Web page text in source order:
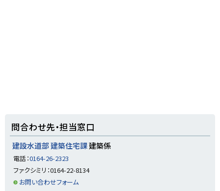
問合わせ先・担当窓口
建設水道部 建築住宅課建築係
電話：0164-26-2323
ファクシミリ：0164-22-8134
お問い合わせフォーム